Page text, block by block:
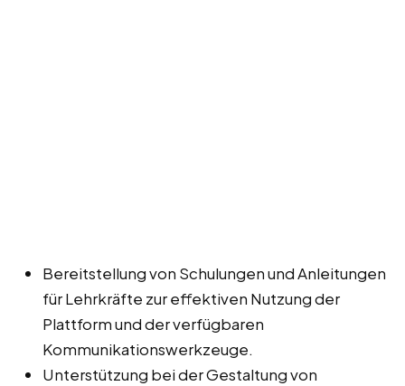
Bereitstellung von Schulungen und Anleitungen
für Lehrkräfte zur effektiven Nutzung der
Plattform und der verfügbaren
Kommunikationswerkzeuge.
Unterstützung bei der Gestaltung von